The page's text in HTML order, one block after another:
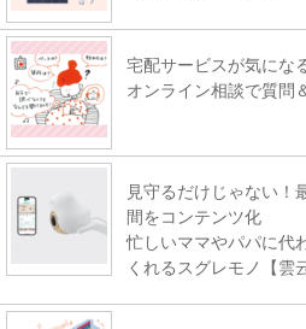
宅配サービスが気にな
オンライン相談で質問
見守るだけじゃない！
間をコンテンツ化
忙しいママやパパに代
くれるスグレモノ【雲